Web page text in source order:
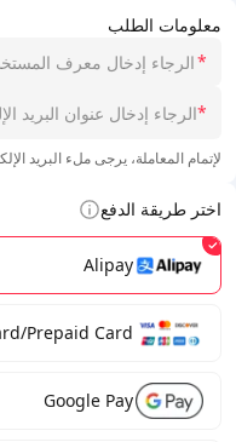
معلومات الطلب
*
*
لإتمام المعاملة، يرجى ملء البريد
اختر طريقة الدفع
Alipay
Prepaid Card
Google Pay